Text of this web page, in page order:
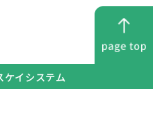
イシステム